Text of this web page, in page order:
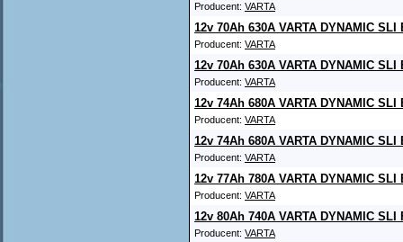
Producent: VARTA
12v 70Ah 630A VARTA DYNAMIC SLI
Producent: VARTA
12v 70Ah 630A VARTA DYNAMIC SLI
Producent: VARTA
12v 74Ah 680A VARTA DYNAMIC SLI
Producent: VARTA
12v 74Ah 680A VARTA DYNAMIC SLI
Producent: VARTA
12v 77Ah 780A VARTA DYNAMIC SLI
Producent: VARTA
12v 80Ah 740A VARTA DYNAMIC SLI
Producent: VARTA